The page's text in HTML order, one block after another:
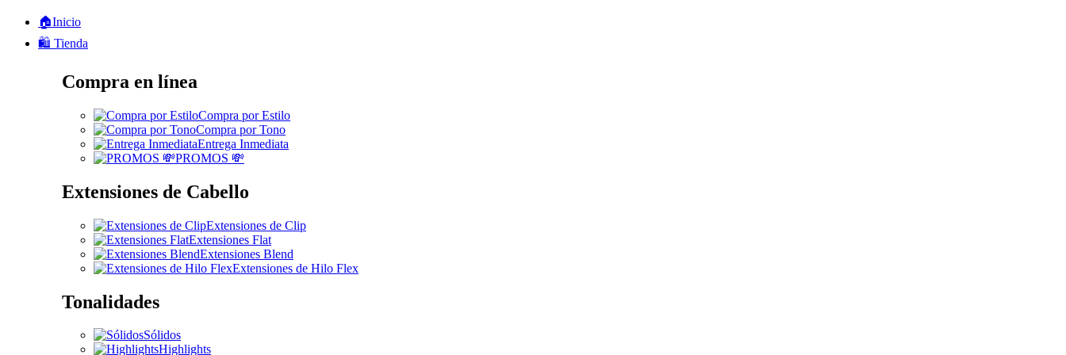
🏠Inicio
🛍️ Tienda
Compra en línea
Compra por Estilo
Compra por Tono
Entrega Inmediata
PROMOS 💸
Extensiones de Cabello
Extensiones de Clip
Extensiones Flat
Extensiones Blend
Extensiones de Hilo Flex
Tonalidades
Sólidos
Highlights